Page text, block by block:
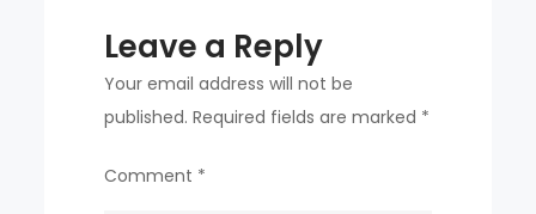
Leave a Reply
Your email address will not be
published. Required fields are marked *
Comment *